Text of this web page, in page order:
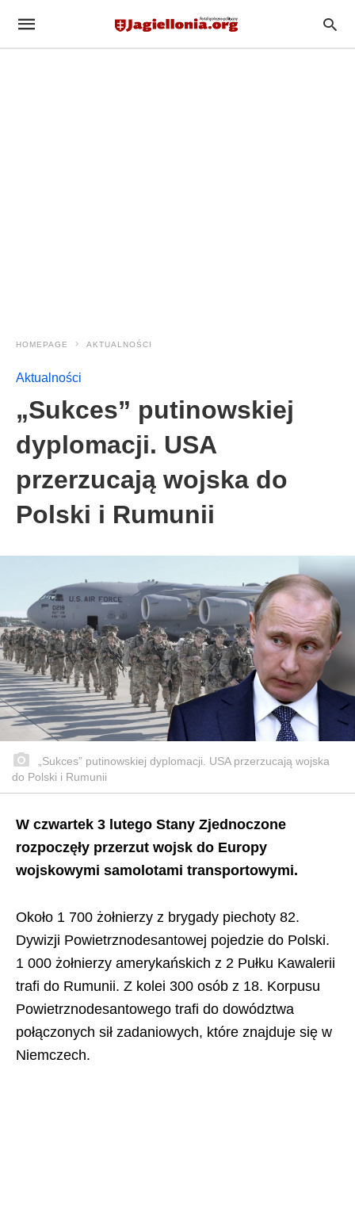
HOMEPAGE AKTUALNOŚCI
Aktualności
„Sukces” putinowskiej
dyplomacji. USA
przerzucają wojska do
Polski i Rumunii
„Sukces” putinowskiej dyplomacji. USA przerzucają wojska
do Polski i Rumunii
W czwartek 3 lutego Stany Zjednoczone
rozpoczęły przerzut wojsk do Europy
wojskowymi samolotami transportowymi.
Około 1 700 żołnierzy z brygady piechoty 82.
Dywizji Powietrznodesantowej pojedzie do Polski.
1 000 żołnierzy amerykańskich z 2 Pułku Kawalerii
trafi do Rumunii. Z kolei 300 osób z 18. Korpusu
Powietrznodesantowego trafi do dowództwa
połączonych sił zadaniowych, które znajduje się w
Niemczech.